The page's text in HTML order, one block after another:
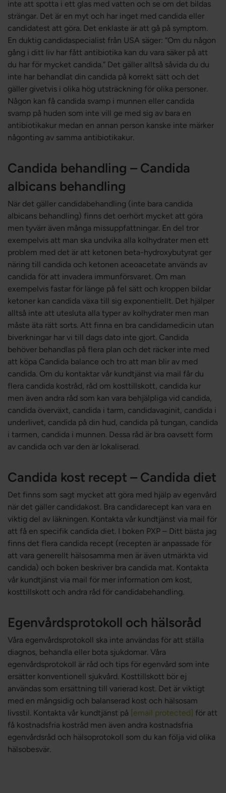
inte att spotta i ett glas med vatten och se om det bildas
strängar. Det är en myt och har inget med candida eller
candidatest att göra. Det enklaste är att gå på symptom.
En duktig candidaspecialist från USA säger: “Om du någon
gång i ditt liv har fått antibiotika kan du vara säker på att
du har för mycket candida.” Det gäller alltså såvida du du
inte har behandlat din candida på korrekt sätt och det
gäller givetvis i olika hög utsträckning för olika personer.
Någon kan få candida svamp i munnen eller candida
svamp på huden som inte vill ge med sig av bara en
antibiotikakur medan en annan person kanske inte märker
någonting av samma antibiotikakur.
Candida behandling – Candida
albicans behandling
När det gäller candidabehandling (inte bara candida
albicans behandling) finns det oerhört mycket att göra
men tyvärr även många missuppfattningar. En del tror
exempelvis att man ska undvika alla kolhydrater men ett
problem med det är att ketonen beta-hydroxybutyrat ger
näring till candida och ketonen aceoacetate används av
candida för att invadera immunförsvaret. Om man
exempelvis fastar för länge på fel sätt och kroppen bildar
ketoner kan candida växa till sig exponentiellt. Det hjälper
alltså inte att utesluta alla typer av kolhydrater men man
måste äta rätt sorts. Att finna en bra candidamedicin utan
biverkningar har vi till dags dato inte gjort. Candida
behöver behandlas på flera plan och det räcker inte med
att köpa Candida balance och tro att man blir av med
candida. Om du kontaktar vår kundtjänst via mail får du
flera candida kostråd, råd om kosttillskott, candida kur
men även andra råd som kan vara behjälpliga vid candida,
candida överväxt, candida i tarm, candidavaginit, candida i
underlivet, candida på din hud, candida på tungan, candida
i tarmen, candida i munnen. Dessa råd är bra oavsett form
av candida och var den är lokaliserad.
Candida kost recept – Candida diet
Det finns som sagt mycket att göra med hjälp av egenvård
när det gäller candidakost. Bra candidarecept kan vara en
viktig del av läkningen. Kontakta vår kundtjänst via mail för
att få en specifik candida diet. I boken PXP – Ditt bästa jag
finns det flera candida recept (recepten är anpassade för
att vara generellt hälsosamma men är även utmärkta vid
candida) och boken beskriver bra candida mat. Kontakta
vår kundtjänst via mail för mer information om kost,
kosttillskott och andra råd för candidabehandling.
Egenvårdsprotokoll och hälsoråd
Våra egenvårdsprotokoll ska inte användas för att ställa
diagnos, behandla eller bota sjukdomar. Våra
egenvårdsprotokoll är råd och tips för egenvård som inte
ersätter konventionell sjukvård. Kosttillskott bör ej
användas som ersättning till varierad kost. Det är viktigt
med en mångsidig och balanserad kost och hälsosam
livsstil. Kontakta vår kundtjänst på [email protected] för att
få kostnadsfria kostråd men även andra kostnadsfria
egenvårdsråd och hälsoprotokoll som du kan följa vid olika
hälsobesvär.